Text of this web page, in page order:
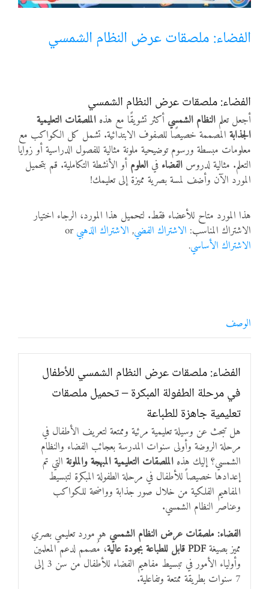
أنواع الموارد
الفضاء: ملصقات عرض النظام الشمسي
الفضاء: ملصقات عرض النظام الشمسي
أجعل تعلم النظام الشمسي أكثر تشويقًا مع هذه الملصقات التعليمية
الجذابة المصممة خصيصًا للصفوف الابتدائية. تشمل كل الكواكب مع
معلومات مبسطة ورسوم توضيحية ملونة مثالية للفصول الدراسية أو زوايا
التعلم. مثالية لدروس الفضاء في العلوم أو الأنشطة التكاملية. قم بتحميل
المورد الآن وأضف لمسة بصرية مميزة إلى تعليمك!
هذا المورد متاح للأعضاء فقط. لتحميل هذا المورد، الرجاء اختيار
الاشتراك المناسب: الاشتراك الفضي, الاشتراك الذهبي
الاشتراك الأساسي.
الوصف
الفضاء: ملصقات عرض النظام الشمسي للأطفال
في مرحلة الطفولة المبكرة – تحميل ملصقات
تعليمية جاهزة للطباعة
هل تبحث عن وسيلة تعليمية مرئية وممتعة لتعريف الأطفال في
مرحلة الروضة وأولى سنوات المدرسة بعجائب الفضاء والنظام
الشمسي؟ إليك هذه الملصقات التعليمية المبهجة والملونةالتي تم
إعدادها خصيصاً للأطفال في مرحلة الطفولة المبكرة لتبسيط
المفاهيم الفلكية من خلال صور جذابة وواضحة للكواكب
وعناصر النظام الشمسي.
الفضاء: ملصقات عرض النظام الشمسي هو مورد تعليمي بصري
مميز بصيغةPDF قابل للطباعة بجودة عالية
، مُصمم لدعم المعلمين
وأولياء الأمور في تبسيط مفاهيم الفضاء للأطفال من سن 3 إلى
7 سنوات بطريقة ممتعة وتفاعلية.